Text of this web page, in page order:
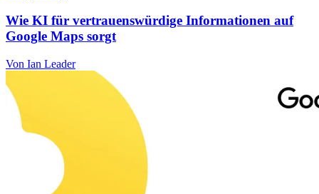
Wie KI für vertrauenswürdige Informationen auf
Google Maps sorgt
Von Ian Leader